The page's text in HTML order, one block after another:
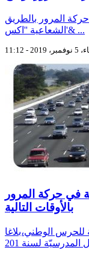
صباح اليوم الثلاثاء 05 نوفمبر 2019، حركة المرور بالطريق
الشعاعية ''اكس'& ...
- 11:12
في حركة المرور
بالأوقات التالية
للحرس الوطني،بلاغا